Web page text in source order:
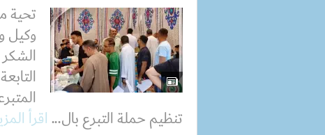
تحية
وكيل
الشكر
تنظيم حملة التبرع بال...اقرأ